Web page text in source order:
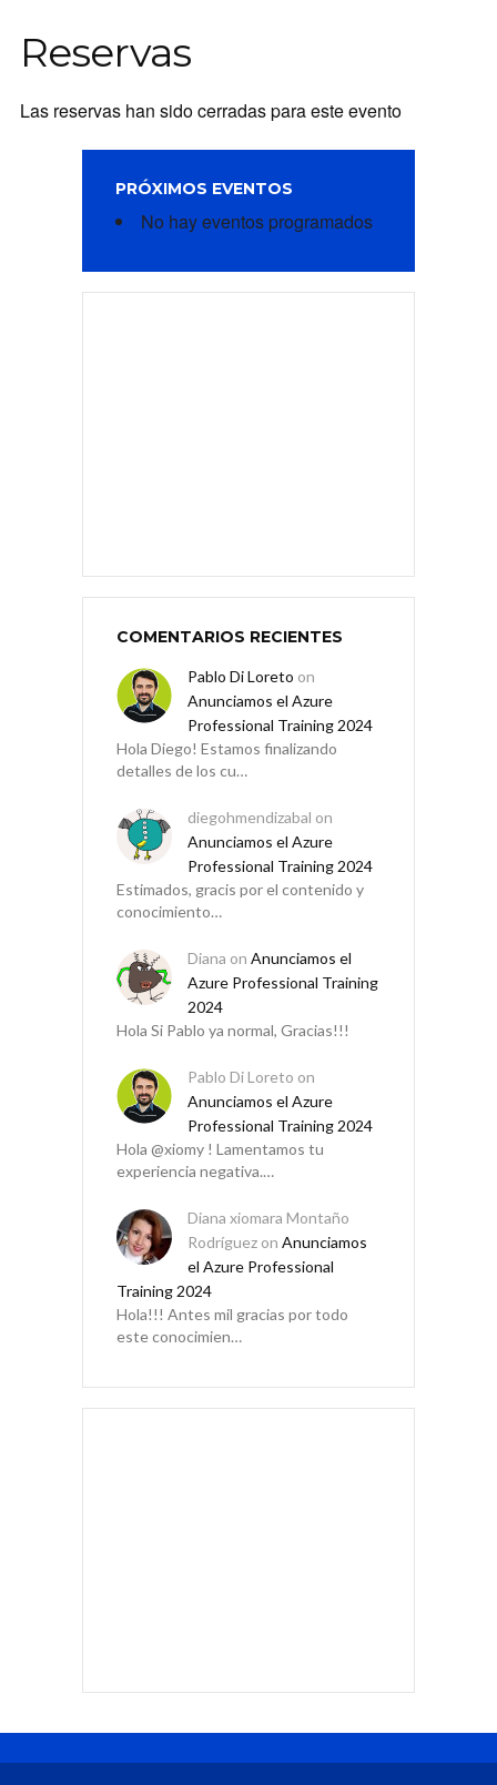
Reservas
Las reservas han sido cerradas para este evento
PRÓXIMOS EVENTOS
No hay eventos programados
COMENTARIOS RECIENTES
Pablo Di Loreto on
Anunciamos el Azure
Professional Training 2024
Hola Diego! Estamos finalizando
detalles de los cu…
diegohmendizabal on
Anunciamos el Azure
Professional Training 2024
Estimados, gracis por el contenido y
conocimiento…
Diana on Anunciamos el
Azure Professional Training
2024
Hola Si Pablo ya normal, Gracias!!!
Pablo Di Loreto on
Anunciamos el Azure
Professional Training 2024
Hola @xiomy ! Lamentamos tu
experiencia negativa.…
Diana xiomara Montaño
Rodríguez on Anunciamos
el Azure Professional
Training 2024
Hola!!! Antes mil gracias por todo
este conocimien…